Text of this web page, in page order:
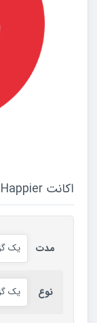
اکانت Ten Percent Happier رایگان
مدت
نوع